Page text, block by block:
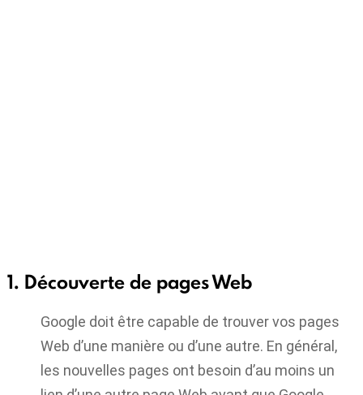
1. Découverte de pages Web
Google doit être capable de trouver vos pages
Web d’une manière ou d’une autre. En général,
les nouvelles pages ont besoin d’au moins un